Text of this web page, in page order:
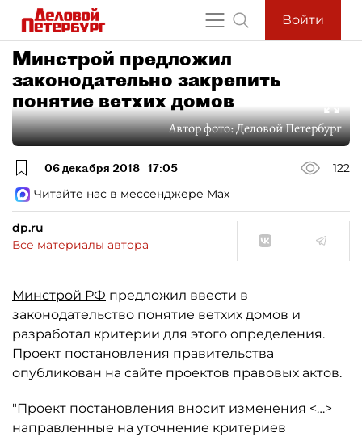
Войти
Минстрой предложил
законодательно закрепить
понятие ветхих домов
Автор фото:Деловой Петербург
06 декабря 2018 17:05
122
Читайте нас в мессенджере Max
dp.ru
Все материалы автора
Минстрой РФ предложил ввести в
законодательство понятие ветхих домов и
разработал критерии для этого определения.
Проект постановления правительства
опубликован на сайте проектов правовых актов.
"Проект постановления вносит изменения <…>
направленные на уточнение критериев